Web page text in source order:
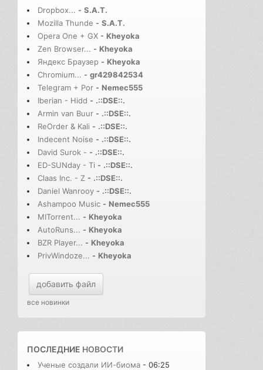
Dropbox... - S.A.T.
Mozilla Thunde - S.A.T.
Opera One + GX - Kheyoka
Zen Browser... - Kheyoka
Яндекс Браузер - Kheyoka
Chromium... - gr429842534
Telegram + Por - Nemec555
Iberian - Hidd - .::DSE::.
Armin van Buur - .::DSE::.
ReOrder & Kali - .::DSE::.
Indecent Noise - .::DSE::.
David Surok - - .::DSE::.
ED-SUNday - Ti - .::DSE::.
Claas Inc. - Z - .::DSE::.
Daniel Wanrooy - .::DSE::.
Ashampoo Music - Nemec555
MITorrent... - Kheyoka
AutoRuns... - Kheyoka
BZR Player... - Kheyoka
PrivWindoze... - Kheyoka
добавить файл
все новинки
ПОСЛЕДНИЕ НОВОСТИ
Ученые создали ИИ-биома - 06:25